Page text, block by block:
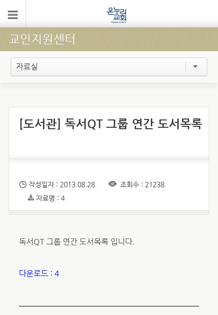
교인지원센터
자료실
[도서관] 독서QT 그룹 연간 도서목록
작성일자 : 2013.08.28.
조회수 : 21238
자료명 : 4
독서QT 그룹 연간 도서목록 입니다.
다운로드 : 4